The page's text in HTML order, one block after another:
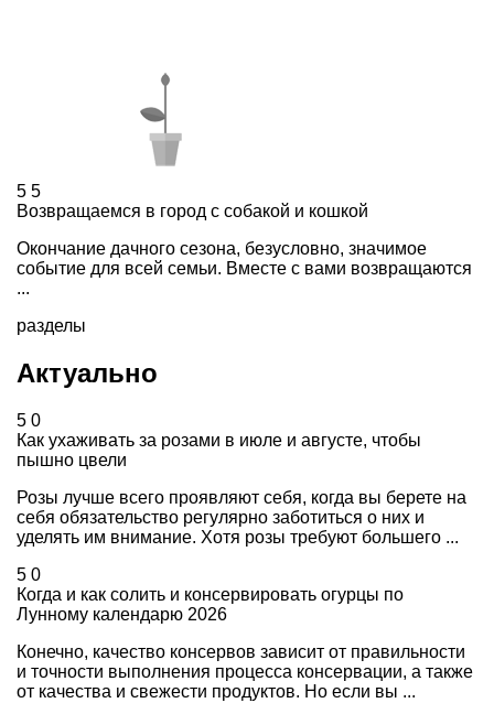
5 5
Возвращаемся в город с собакой и кошкой
Окончание дачного сезона, безусловно, значимое
событие для всей семьи. Вместе с вами возвращаются
...
разделы
Актуально
5 0
Как ухаживать за розами в июле и августе, чтобы
пышно цвели
Розы лучше всего проявляют себя, когда вы берете на
себя обязательство регулярно заботиться о них и
уделять им внимание. Хотя розы требуют большего ...
5 0
Когда и как солить и консервировать огурцы по
Лунному календарю 2026
Конечно, качество консервов зависит от правильности
и точности выполнения процесса консервации, а также
от качества и свежести продуктов. Но если вы ...